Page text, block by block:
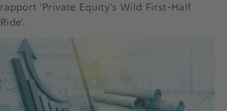
rapport ‘Private Equity’s Wild First-Half
Ride’.